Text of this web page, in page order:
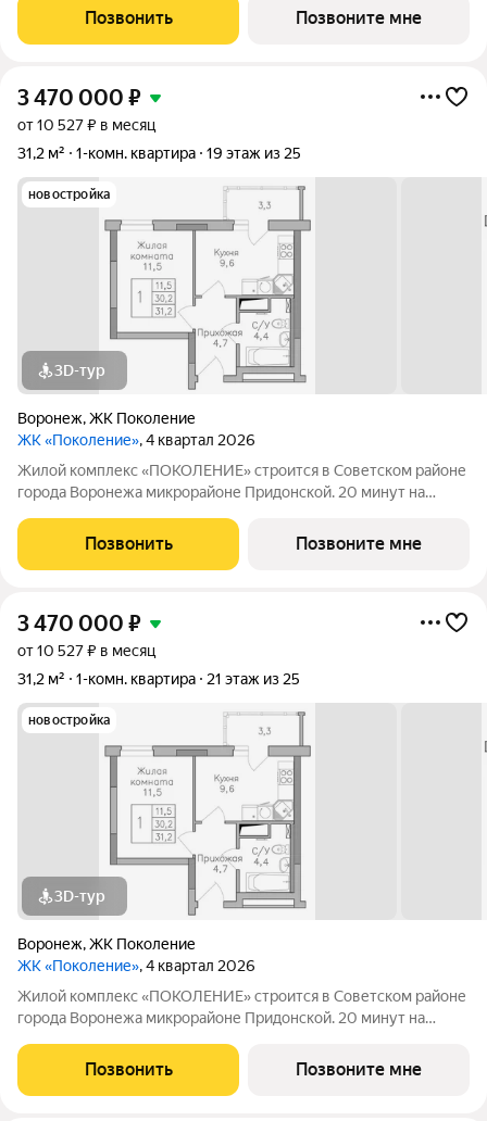
доступности. Активное благоустройство: спортивные
тренажеры, комфортные детские
Позвонить Позвоните мне
3 470 000 ₽
от 10 527 ₽ в месяц
31,2 м²
1-комн. квартира 19 этаж из 25
новостройка
3D-тур
Воронеж,ЖК Поколение
ЖК «Поколение», 4 квартал 2026
Жилой комплекс «ПОКОЛЕНИЕ» строится в Советском районе
города Воронежа микрорайоне Придонской. 20 минут на
доступности. Активное благоустройство: спортивные
тренажеры, комфортные детские
Позвонить Позвоните мне
3 470 000 ₽
от 10 527 ₽ в месяц
31,2 м²
1-комн. квартира 21 этаж из 25
новостройка
3D-тур
Воронеж,ЖК Поколение
ЖК «Поколение», 4 квартал 2026
Жилой комплекс «ПОКОЛЕНИЕ» строится в Советском районе
города Воронежа микрорайоне Придонской. 20 минут на
доступности. Активное благоустройство: спортивные
тренажеры, комфортные детские
Позвонить Позвоните мне